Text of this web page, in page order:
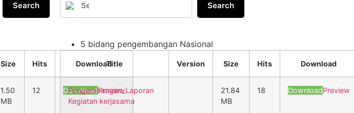
Search
Size Hits Download
1.50
MB
12 DownloadPreview
Search
5 bidang pengembangan Nasional
Title Version Size Hits Download
Pengembangan_Laporan
Kegiatan kerjasama
21.84
MB
18 DownloadPreview